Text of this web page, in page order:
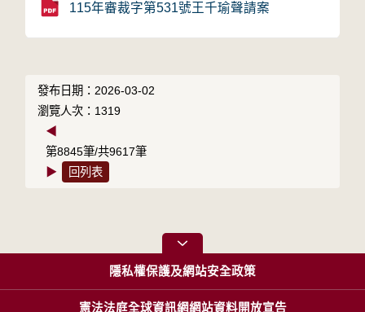
115年審裁字第531號王千瑜聲請案
發布日期：2026-03-02
瀏覽人次：1319
◀
第8845筆/共9617筆
▶
回列表
隱私權保護及網站安全政策
憲法法庭全球資訊網網站資料開放宣告